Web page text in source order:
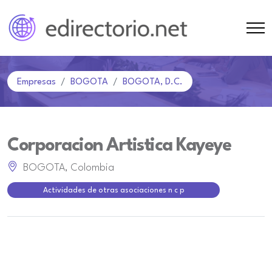
Empresas BOGOTA BOGOTA, D.C.
Corporacion Artistica Kayeye
BOGOTA, Colombia
Actividades de otras asociaciones n c p